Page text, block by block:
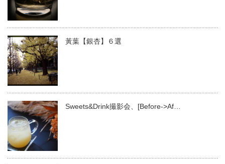
黃葉【銀杏】６選
Sweets&Drink撮影会、[Before->Af…